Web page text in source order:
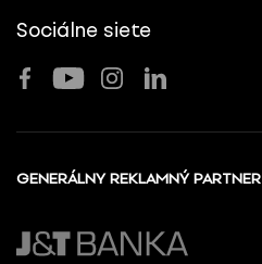
Sociálne siete
GENERÁLNY REKLAMNÝ PARTNER